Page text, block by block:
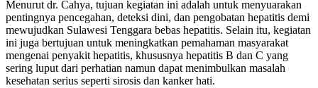
Menurut dr. Cahya, tujuan kegiatan ini adalah untuk menyuarakan
pentingnya pencegahan, deteksi dini, dan pengobatan hepatitis demi
mewujudkan Sulawesi Tenggara bebas hepatitis. Selain itu, kegiatan
ini juga bertujuan untuk meningkatkan pemahaman masyarakat
mengenai penyakit hepatitis, khususnya hepatitis B dan C yang
sering luput dari perhatian namun dapat menimbulkan masalah
kesehatan serius seperti sirosis dan kanker hati.